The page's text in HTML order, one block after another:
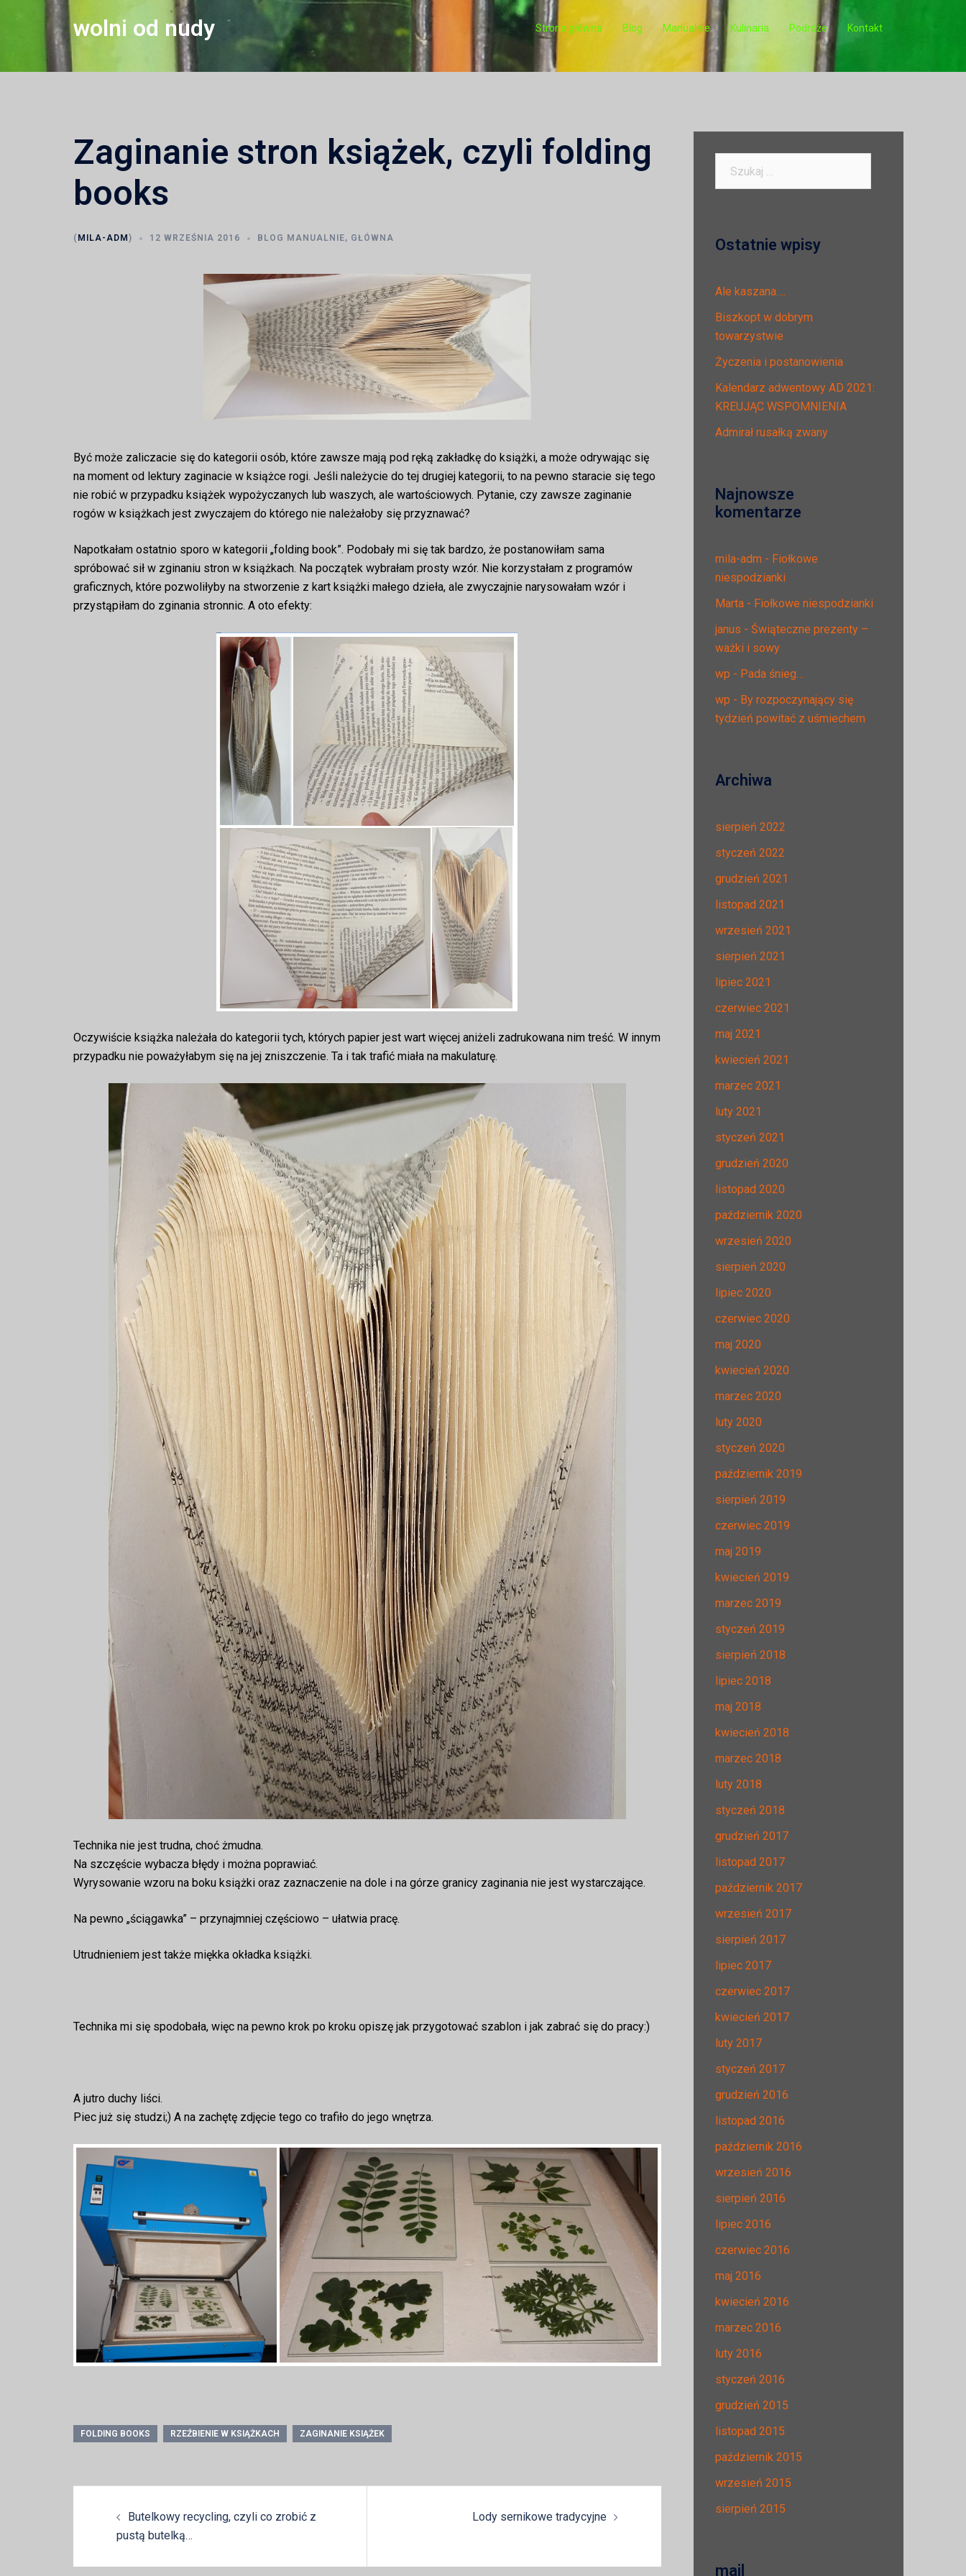
wolni od nudy Strona główna Blog Manualnie Kulinaria Podróże Kontakt
Zaginanie stron książek, czyli folding
books
( MILA-ADM ) 12 WRZEŚNIA 2016 BLOG MANUALNIE, GŁÓWNA
Być może zaliczacie się do kategorii osób, które zawsze mają pod ręką zakładkę do książki, a może odrywając się
na moment od lektury zaginacie w książce rogi. Jeśli należycie do tej drugiej kategorii, to na pewno staracie się tego
nie robić w przypadku książek wypożyczanych lub waszych, ale wartościowych. Pytanie, czy zawsze zaginanie
rogów w książkach jest zwyczajem do którego nie należałoby się przyznawać?
Napotkałam ostatnio sporo w kategorii „folding book”. Podobały mi się tak bardzo, że postanowiłam sama
spróbować sił w zginaniu stron w książkach. Na początek wybrałam prosty wzór. Nie korzystałam z programów
graficznych, które pozwoliłyby na stworzenie z kart książki małego dzieła, ale zwyczajnie narysowałam wzór i
przystąpiłam do zginania stronnic. A oto efekty:
Oczywiście książka należała do kategorii tych, których papier jest wart więcej aniżeli zadrukowana nim treść. W innym
przypadku nie poważyłabym się na jej zniszczenie. Ta i tak trafić miała na makulaturę.
Technika nie jest trudna, choć żmudna.
Na szczęście wybacza błędy i można poprawiać.
Wyrysowanie wzoru na boku książki oraz zaznaczenie na dole i na górze granicy zaginania nie jest wystarczające.
Na pewno „ściągawka” – przynajmniej częściowo – ułatwia pracę.
Utrudnieniem jest także miękka okładka książki.
Technika mi się spodobała, więc na pewno krok po kroku opiszę jak przygotować szablon i jak zabrać się do pracy:)
A jutro duchy liści.
Piec już się studzi;) A na zachętę zdjęcie tego co trafiło do jego wnętrza.
FOLDING BOOKS RZEŹBIENIE W KSIĄŻKACH ZAGINANIE KSIĄŻEK
wpisy
Butelkowy recycling, czyli co zrobić z
pustą butelką…
Lody sernikowe tradycyjne
Ostatnie wpisy
Ale kaszana….
Biszkopt w dobrym
towarzystwie
Życzenia i postanowienia
Kalendarz adwentowy AD 2021:
KREUJĄC WSPOMNIENIA
Admirał rusałką zwany
Najnowsze
komentarze
mila-adm - Fiołkowe
niespodzianki
Marta- Fiołkowe niespodzianki
janus - Świąteczne prezenty –
ważki i sowy
wp - Pada śnieg…
wp - By rozpoczynający się
tydzień powitać z uśmiechem
Archiwa
sierpień 2022
styczeń 2022
grudzień 2021
listopad 2021
wrzesień 2021
sierpień 2021
lipiec 2021
czerwiec 2021
maj 2021
kwiecień 2021
marzec 2021
luty 2021
styczeń 2021
grudzień 2020
listopad 2020
październik 2020
wrzesień 2020
sierpień 2020
lipiec 2020
czerwiec 2020
maj 2020
kwiecień 2020
marzec 2020
luty 2020
styczeń 2020
październik 2019
sierpień 2019
czerwiec 2019
maj 2019
kwiecień 2019
marzec 2019
styczeń 2019
sierpień 2018
lipiec 2018
maj 2018
kwiecień 2018
marzec 2018
luty 2018
styczeń 2018
grudzień 2017
listopad 2017
październik 2017
wrzesień 2017
sierpień 2017
lipiec 2017
czerwiec 2017
kwiecień 2017
luty 2017
styczeń 2017
grudzień 2016
listopad 2016
październik 2016
wrzesień 2016
sierpień 2016
lipiec 2016
czerwiec 2016
maj 2016
kwiecień 2016
marzec 2016
luty 2016
styczeń 2016
grudzień 2015
listopad 2015
październik 2015
wrzesień 2015
sierpień 2015
mail